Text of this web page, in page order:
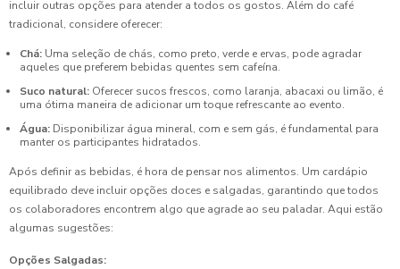
incluir outras opções para atender a todos os gostos. Além do café
tradicional, considere oferecer:
Chá: Uma seleção de chás, como preto, verde e ervas, pode agradar
aqueles que preferem bebidas quentes sem cafeína.
Suco natural: Oferecer sucos frescos, como laranja, abacaxi ou limão, é
uma ótima maneira de adicionar um toque refrescante ao evento.
Água: Disponibilizar água mineral, com e sem gás, é fundamental para
manter os participantes hidratados.
Após definir as bebidas, é hora de pensar nos alimentos. Um cardápio
equilibrado deve incluir opções doces e salgadas, garantindo que todos
os colaboradores encontrem algo que agrade ao seu paladar. Aqui estão
algumas sugestões:
Opções Salgadas: